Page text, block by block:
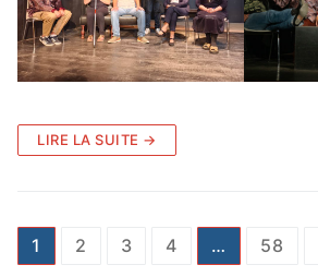
LIRE LA SUITE →
Pagination
1 2 3 4 … 58